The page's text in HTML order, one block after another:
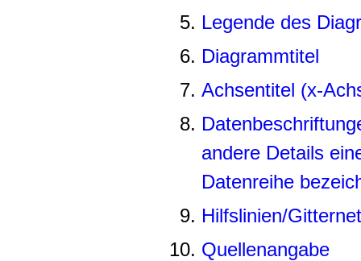
Legende des
Diagrammtitel
Achsentitel (x-
andere Details
Datenreihe
Hilfslinien/
Quellenangabe